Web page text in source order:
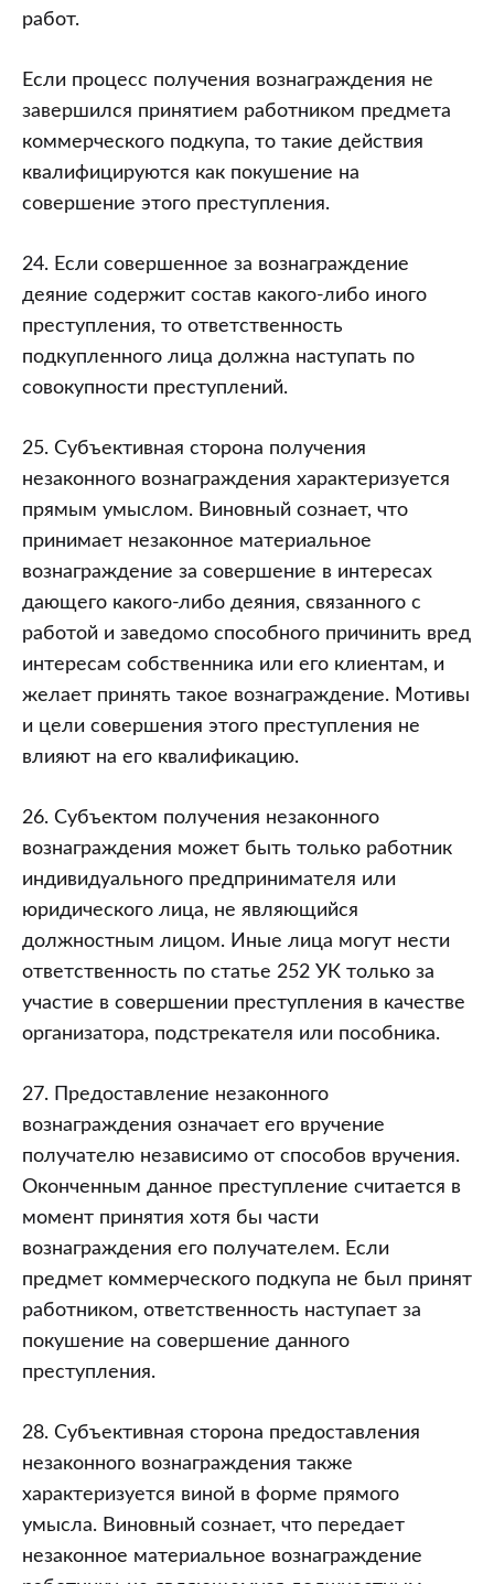
работ.
Если процесс получения вознаграждения не
завершился принятием работником предмета
коммерческого подкупа, то такие действия
квалифицируются как покушение на
совершение этого преступления.
24. Если совершенное за вознаграждение
деяние содержит состав какого-либо иного
преступления, то ответственность
подкупленного лица должна наступать по
совокупности преступлений.
25. Субъективная сторона получения
незаконного вознаграждения характеризуется
прямым умыслом. Виновный сознает, что
принимает незаконное материальное
вознаграждение за совершение в интересах
дающего какого-либо деяния, связанного с
работой и заведомо способного причинить вред
интересам собственника или его клиентам, и
желает принять такое вознаграждение. Мотивы
и цели совершения этого преступления не
влияют на его квалификацию.
26. Субъектом получения незаконного
вознаграждения может быть только работник
индивидуального предпринимателя или
юридического лица, не являющийся
должностным лицом. Иные лица могут нести
ответственность по статье 252 УК только за
участие в совершении преступления в качестве
организатора, подстрекателя или пособника.
27. Предоставление незаконного
вознаграждения означает его вручение
получателю независимо от способов вручения.
Оконченным данное преступление считается в
момент принятия хотя бы части
вознаграждения его получателем. Если
предмет коммерческого подкупа не был принят
работником, ответственность наступает за
покушение на совершение данного
преступления.
28. Субъективная сторона предоставления
незаконного вознаграждения также
характеризуется виной в форме прямого
умысла. Виновный сознает, что передает
незаконное материальное вознаграждение